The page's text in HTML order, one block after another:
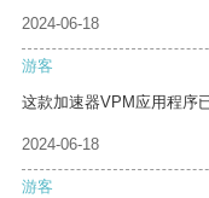
2024-06-18
游客
这款加速器VPM应用程序
2024-06-18
游客